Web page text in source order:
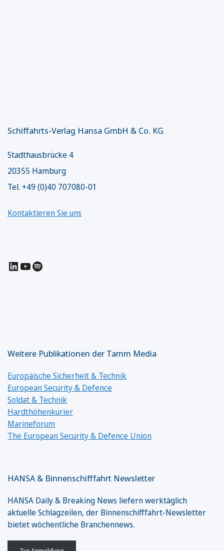
Schiffahrts-Verlag Hansa GmbH & Co. KG
Stadthausbrücke 4
20355 Hamburg
Tel. +49 (0)40 707080-01
Kontaktieren Sie uns
LinkedIn
YouTube
Spotify
Weitere Publikationen der Tamm Media
Europäische Sicherheit & Technik
European Security & Defence
Soldat & Technik
Hardthöhenkurier
Marineforum
The European Security & Defence Union
HANSA & Binnenschifffahrt Newsletter
HANSA Daily & Breaking News liefern werktäglich
aktuelle Schlagzeilen, der Binnenschifffahrt-Newsletter
bietet wöchentliche Branchennews.